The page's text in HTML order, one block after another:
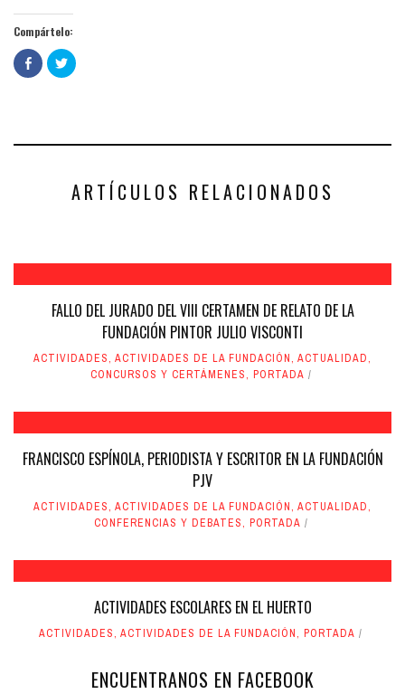
Compártelo:
Haz
clic
para
en
Haz
clic
en
ARTÍCULOS RELACIONADOS
FALLO DEL JURADO DEL VIII CERTAMEN DE RELATO DE LA
FUNDACIÓN PINTOR JULIO VISCONTI
ACTIVIDADES, ACTIVIDADES DE LA FUNDACIÓN, ACTUALIDAD,
CONCURSOS Y CERTÁMENES, PORTADA
FRANCISCO ESPÍNOLA, PERIODISTA Y ESCRITOR EN LA FUNDACIÓN
PJV
ACTIVIDADES, ACTIVIDADES DE LA FUNDACIÓN, ACTUALIDAD,
CONFERENCIAS Y DEBATES, PORTADA
ACTIVIDADES ESCOLARES EN EL HUERTO
ACTIVIDADES, ACTIVIDADES DE LA FUNDACIÓN, PORTADA
ENCUENTRANOS EN FACEBOOK